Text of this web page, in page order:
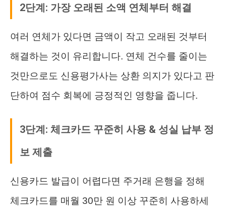
2단계: 가장 오래된 소액 연체부터 해결
여러 연체가 있다면 금액이 작고 오래된 것부터
해결하는 것이 유리합니다. 연체 건수를 줄이는
것만으로도 신용평가사는 상환 의지가 있다고 판
단하여 점수 회복에 긍정적인 영향을 줍니다.
3단계: 체크카드 꾸준히 사용 & 성실 납부 정
보 제출
신용카드 발급이 어렵다면 주거래 은행을 정해
체크카드를 매월 30만 원 이상 꾸준히 사용하세